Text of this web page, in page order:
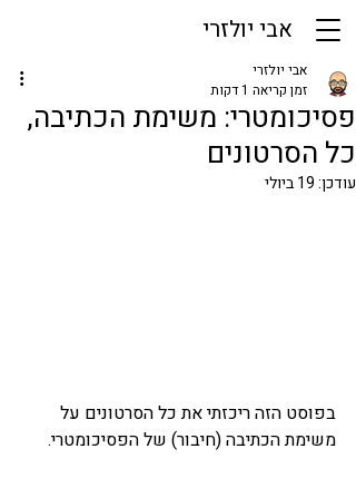
אבי יולזרי
פסיכומטרי: משימת הכתיבה,
כל הסרטונים
אבי יולזרי
זמן קריאה 1 דקות
עודכן:19 ביולי
בפוסט הזה ריכזתי את כל הסרטונים על
משימת הכתיבה (חיבור) של הפסיכומטרי.